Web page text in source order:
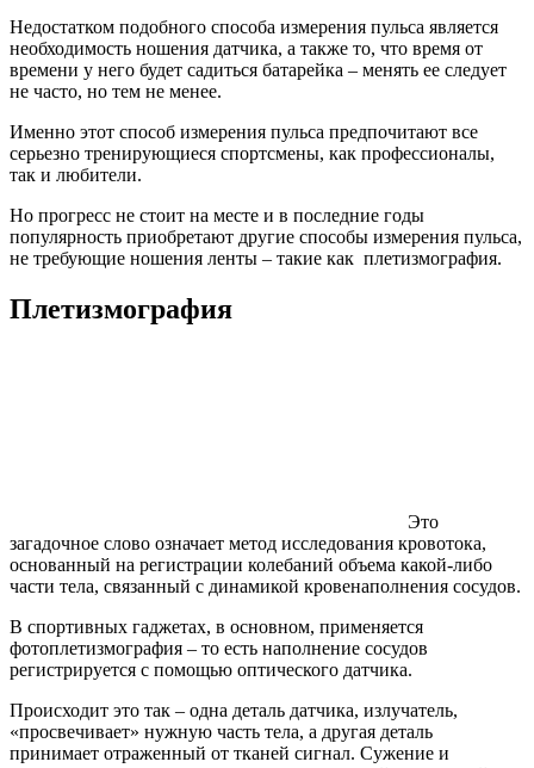
Недостатком подобного способа измерения пульса является
необходимость ношения датчика, а также то, что время от
времени у него будет садиться батарейка – менять ее следует
не часто, но тем не менее.
Именно этот способ измерения пульса предпочитают все
серьезно тренирующиеся спортсмены, как профессионалы,
так и любители.
Но прогресс не стоит на месте и в последние годы
популярность приобретают другие способы измерения пульса,
не требующие ношения ленты – такие как плетизмография.
Плетизмография
Это
загадочное слово означает метод исследования кровотока,
основанный на регистрации колебаний объема какой-либо
части тела, связанный с динамикой кровенаполнения сосудов.
В спортивных гаджетах, в основном, применяется
фотоплетизмография – то есть наполнение сосудов
регистрируется с помощью оптического датчика.
Происходит это так – одна деталь датчика, излучатель,
«просвечивает» нужную часть тела, а другая деталь
принимает отраженный от тканей сигнал. Сужение и